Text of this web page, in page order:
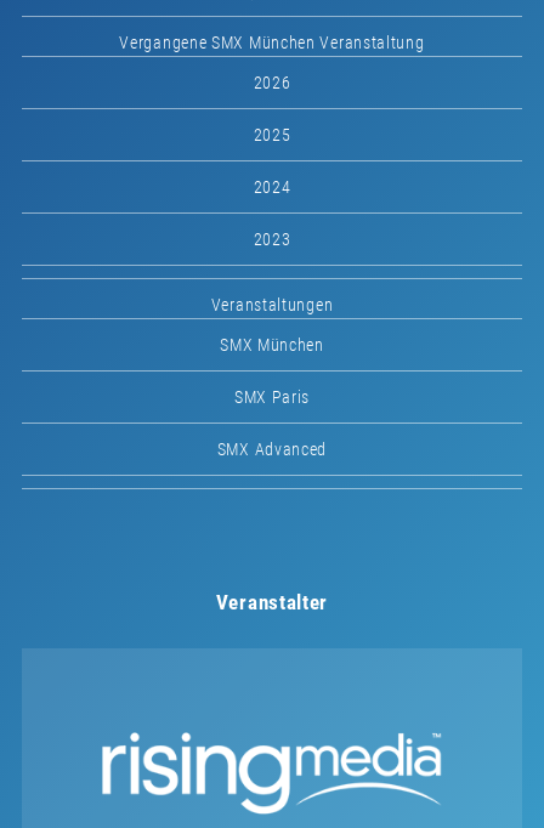
Vergangene SMX München Veranstaltung
2026
2025
2024
2023
Veranstaltungen
SMX München
SMX Paris
SMX Advanced
Veranstalter